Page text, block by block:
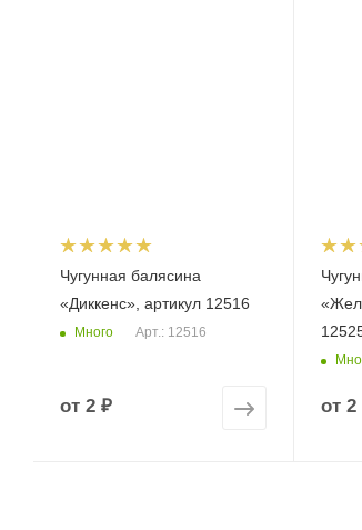
Чугунная балясина
«Диккенс», артикул 12516
Много Арт.: 12516
от 2 ₽ от 2